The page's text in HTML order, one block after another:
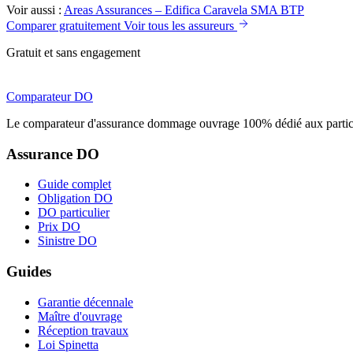
Voir aussi : Areas Assurances – Edifica Caravela SMA BTP
Comparer gratuitement Voir tous les assureurs
Gratuit et sans engagement
ComparateurDO
Le comparateur d'assurance dommage ouvrage 100% dédié aux
Assurance DO
Guide complet
Obligation DO
DO particulier
Prix DO
Sinistre DO
Guides
Garantie décennale
Maître d'ouvrage
Réception travaux
Loi Spinetta